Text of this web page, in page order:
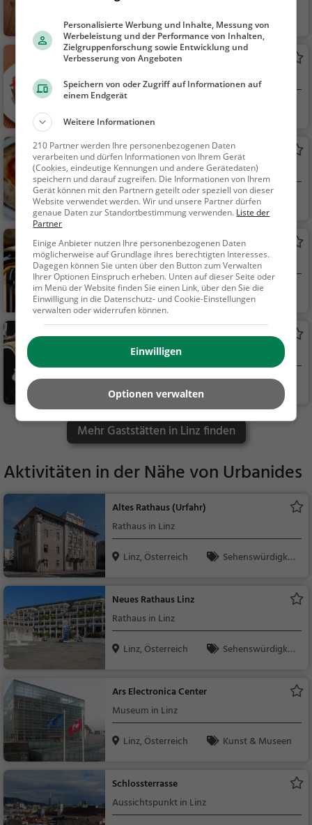
Brunch, Gebäck / Tei
gwaren, Kaffee / Kuc
Jindrak
Konditorei in Linz
hen, Snacks / Geträn
ke
Casa Corrado
Pizzeria in Linz
Linz, Österreich
Restaurant, Pizza,
Abendessen, Italienis
ch, Mittagessen, Euro
päisch, Vegetarisch,
Mediterran
Anderswo
Bar in Linz
Linz, Österreich
Bar, Bier, Wein, Sn
acks / Getränke
Stan's
Bar in Linz
Bar, Café, Bier, W
ein, Snacks / Getränk
e, Kaffee / Kuchen, Fr
ühstück, Gebäck / Tei
gwaren
Mehr Gaststätten in Linz finden
Aktivitäten in der Nähe von Urbanides
Altes Rathaus (Urfahr)
Rathaus in Linz
Linz, Österreich
Sehenswürdigkei
Neues Rathaus Linz
Rathaus in Linz
Linz, Österreich
Sehenswürdigkei
Ars Electronica Center
Museum in Linz
Linz, Österreich
Kunst & Museen
Schlossterrasse
Aussichtspunkt in Linz
Personalisierte Werbung und Inhalte, Messung von
Werbeleistung und der Performance von Inhalten,
Zielgruppenforschung sowie Entwicklung und
Verbesserung von Angeboten
Speichern von oder Zugriff auf Informationen auf
einem Endgerät
Weitere Informationen
210 Partner werden Ihre personenbezogenen Daten
verarbeiten und dürfen Informationen von Ihrem Gerät
(Cookies, eindeutige Kennungen und andere Gerätedaten)
speichern und darauf zugreifen. Die Informationen von Ihrem
Gerät können mit den Partnern geteilt oder speziell von dieser
Website verwendet werden. Wir und unsere Partner dürfen
genaue Daten zur Standortbestimmung verwenden. Liste der
Partner
Einige Anbieter nutzen Ihre personenbezogenen Daten
möglicherweise auf Grundlage ihres berechtigten Interesses.
Dagegen können Sie unten über den Button zum Verwalten
Ihrer Optionen Einspruch erheben. Unten auf dieser Seite oder
im Menü der Website finden Sie einen Link, über den Sie die
Einwilligung in die Datenschutz- und Cookie-Einstellungen
verwalten oder widerrufen können.
Einwilligen
Optionen verwalten